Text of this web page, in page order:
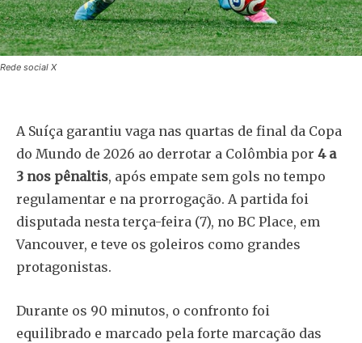
Rede social X
A Suíça garantiu vaga nas quartas de final da Copa
do Mundo de 2026 ao derrotar a Colômbia por 4 a
3 nos pênaltis, após empate sem gols no tempo
regulamentar e na prorrogação. A partida foi
disputada nesta terça-feira (7), no BC Place, em
Vancouver, e teve os goleiros como grandes
protagonistas.
Durante os 90 minutos, o confronto foi
equilibrado e marcado pela forte marcação das